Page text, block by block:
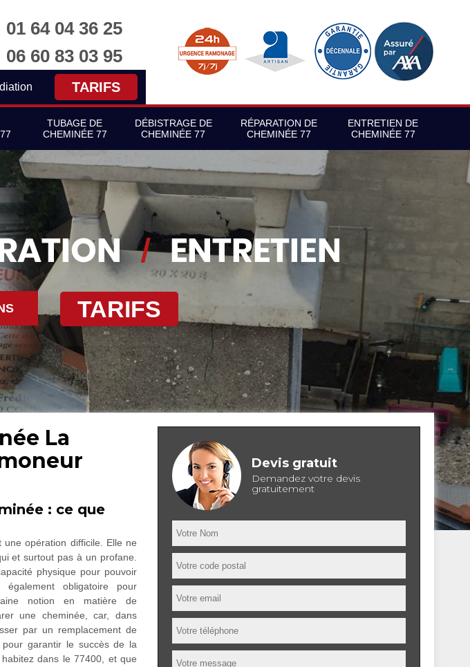
01 64 04 36 25
06 60 83 03 95
TARIFS
TUBAGE DE
CHEMINÉE 77
DÉBISTRAGE DE
CHEMINÉE 77
RÉPARATION DE
CHEMINÉE 77
ENTRETIEN DE
CHEMINÉE 77
TARIFS
La
: ce que
opération difficile. Elle ne
et surtout pas à un profane.
physique pour pouvoir
obligatoire pour
notion en matière de
une cheminée, car, dans
par un remplacement de
garantir le succès de la
dans le 77400, et que
Devis gratuit
Demandez votre devis
gratuitement